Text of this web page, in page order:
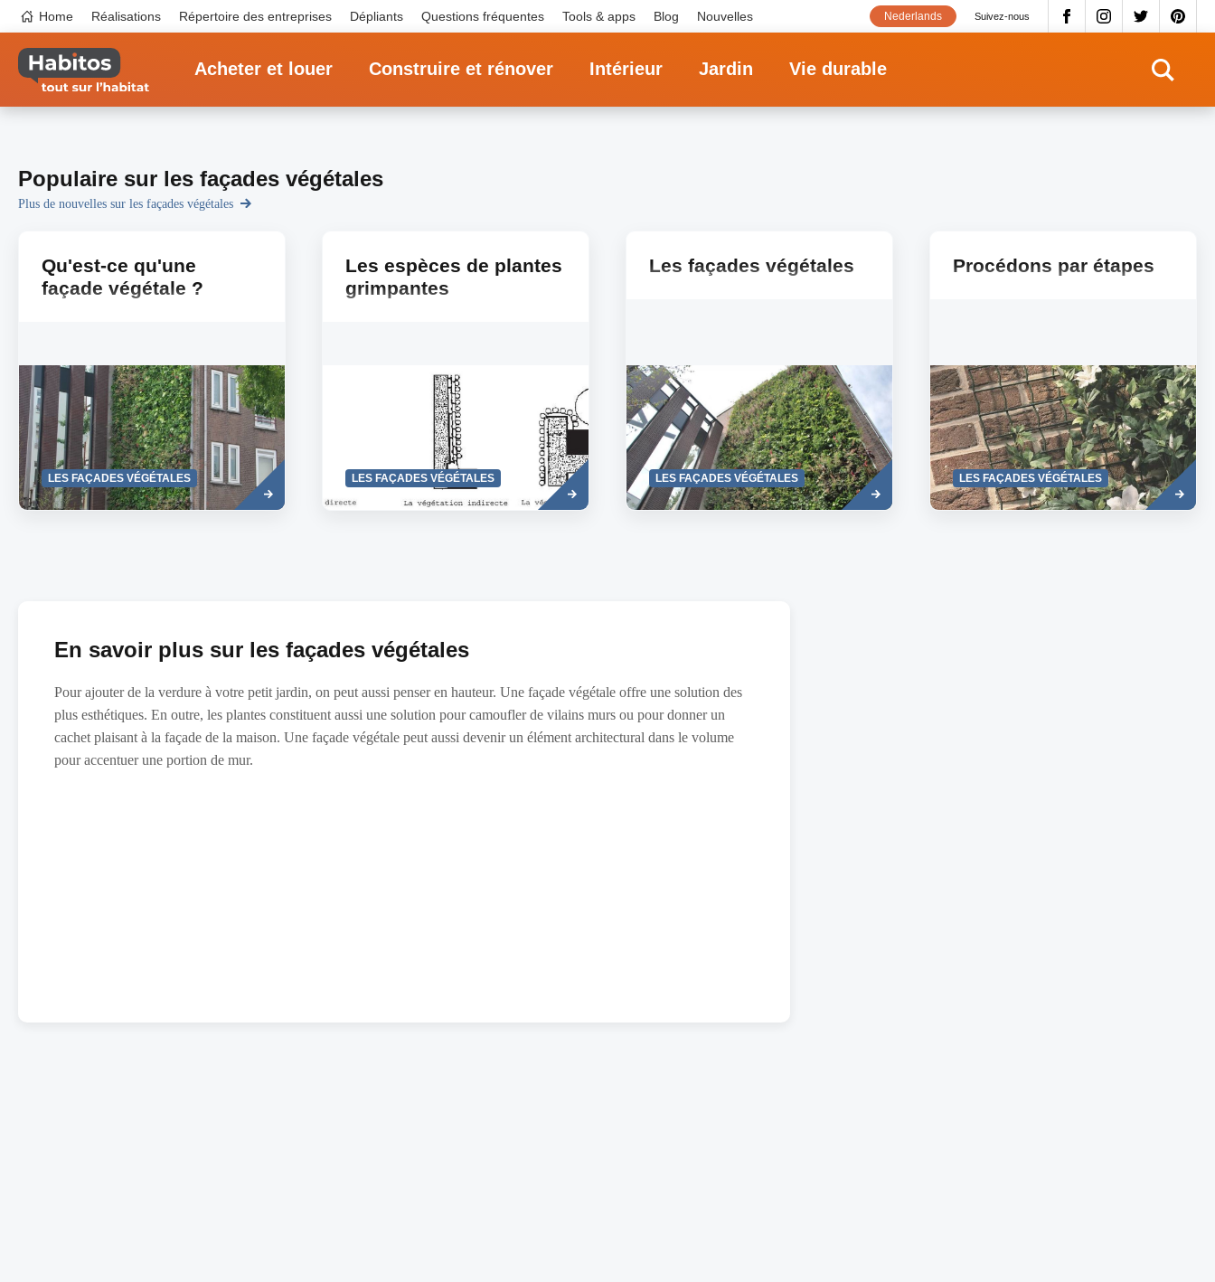
contenu
principal
Top
navigation
Home Réalisations Répertoire des entreprises Dépliants Questions fréquentes Tools & apps Blog Nouvelles Suivez-nous
Nederlands
Acheter et louer Construire et rénover Intérieur Jardin Vie durable
Populaire sur les façades végétales
Plus de nouvelles sur les façades végétales
Qu'est-ce qu'une
façade végétale ?
LES FAÇADES VÉGÉTALES
Read
more
Les espèces de plantes
grimpantes
LES FAÇADES VÉGÉTALES
Read
more
Les façades végétales
LES FAÇADES VÉGÉTALES
Read
more
Procédons par étapes
LES FAÇADES VÉGÉTALES
Read
more
En savoir plus sur les façades végétales
Pour ajouter de la verdure à votre petit jardin, on peut aussi penser en hauteur. Une façade végétale offre une solution des
plus esthétiques. En outre, les plantes constituent aussi une solution pour camoufler de vilains murs ou pour donner un
cachet plaisant à la façade de la maison. Une façade végétale peut aussi devenir un élément architectural dans le volume
pour accentuer une portion de mur.